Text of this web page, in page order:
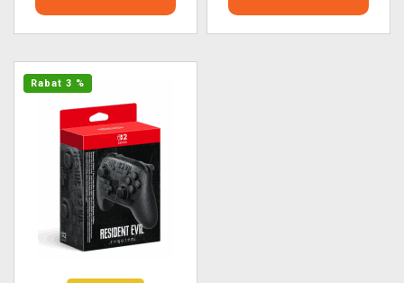
Rabat 3 %